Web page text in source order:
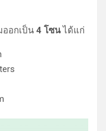
ออกเป็น 4 โซนได้แก่